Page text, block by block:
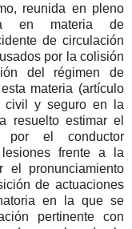
reunida en pleno
en materia de
de circulación
por la colisión
del régimen de
materia (artículo
civil y seguro en la
resuelto estimar el
por el conductor
frente a la
el pronunciamiento
de actuaciones
en la que se
pertinente con